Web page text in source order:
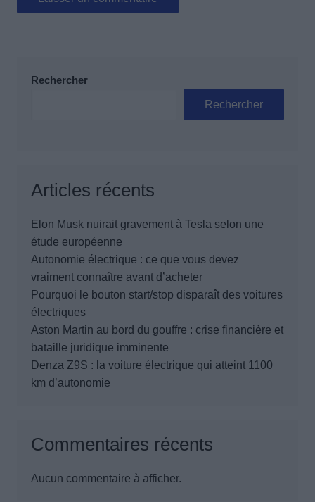
Rechercher
Rechercher
Articles récents
Elon Musk nuirait gravement à Tesla selon une
étude européenne
Autonomie électrique : ce que vous devez
vraiment connaître avant d’acheter
Pourquoi le bouton start/stop disparaît des voitures
électriques
Aston Martin au bord du gouffre : crise financière et
bataille juridique imminente
Denza Z9S : la voiture électrique qui atteint 1100
km d’autonomie
Commentaires récents
Aucun commentaire à afficher.